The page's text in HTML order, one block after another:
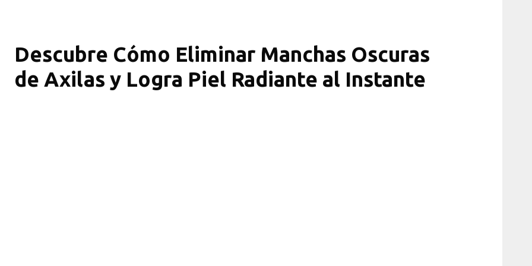
Descubre Cómo Eliminar Manchas Oscuras
de Axilas y Logra Piel Radiante al Instante